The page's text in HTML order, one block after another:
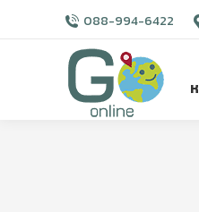
088-994-6422